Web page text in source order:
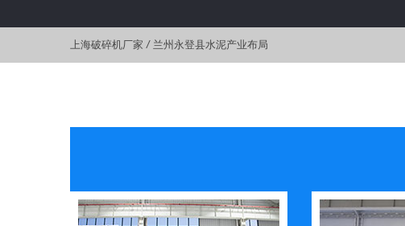
上海破碎机厂家 / 兰州永登县水泥产业布局